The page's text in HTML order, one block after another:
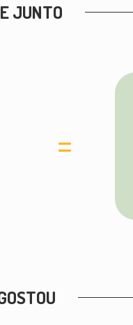
JUNTO
=